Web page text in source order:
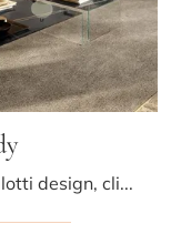
Se vuoi divani per salotti design, clicca e leggi di più sul modello Londy in tessuto dell'azienda Lago.